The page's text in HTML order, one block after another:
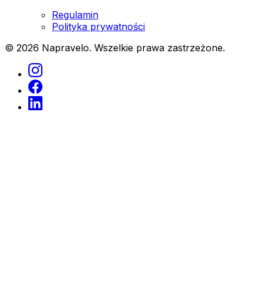
Regulamin
Polityka prywatności
© 2026 Napravelo. Wszelkie prawa zastrzeżone.